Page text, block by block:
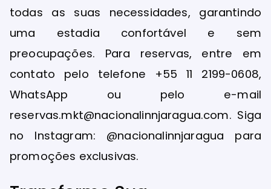
todas as suas necessidades, garantindo
uma estadia confortável e sem
preocupações. Para reservas, entre em
contato pelo telefone +55 11 2199-0608,
WhatsApp ou pelo e-mail
reservas.mkt@nacionalinnjaragua.com. Siga
no Instagram: @nacionalinnjaragua para
promoções exclusivas.